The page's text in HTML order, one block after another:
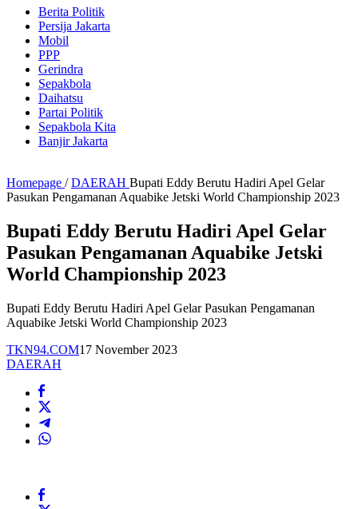
Berita Politik
Persija Jakarta
Mobil
PPP
Gerindra
Sepakbola
Daihatsu
Partai Politik
Sepakbola Kita
Banjir Jakarta
Homepage / DAERAH Bupati Eddy Berutu Hadiri Apel Gelar
Pasukan Pengamanan Aquabike Jetski World Championship 2023
Bupati Eddy Berutu Hadiri Apel Gelar
Pasukan Pengamanan Aquabike Jetski
World Championship 2023
Bupati Eddy Berutu Hadiri Apel Gelar Pasukan Pengamanan
Aquabike Jetski World Championship 2023
TKN94.COM17 November 2023
DAERAH